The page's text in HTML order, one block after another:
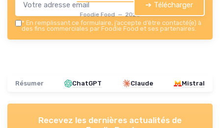
Foodie Food — 2026
➔ Télécharger
* En remplissant ce formulaire, j’accepte d’être contacté(e) à
des fins commerciales par Foodie Food et ses partenaires.
Résumer ChatGPT Claude Mistral
Recevez les dernières actualités de